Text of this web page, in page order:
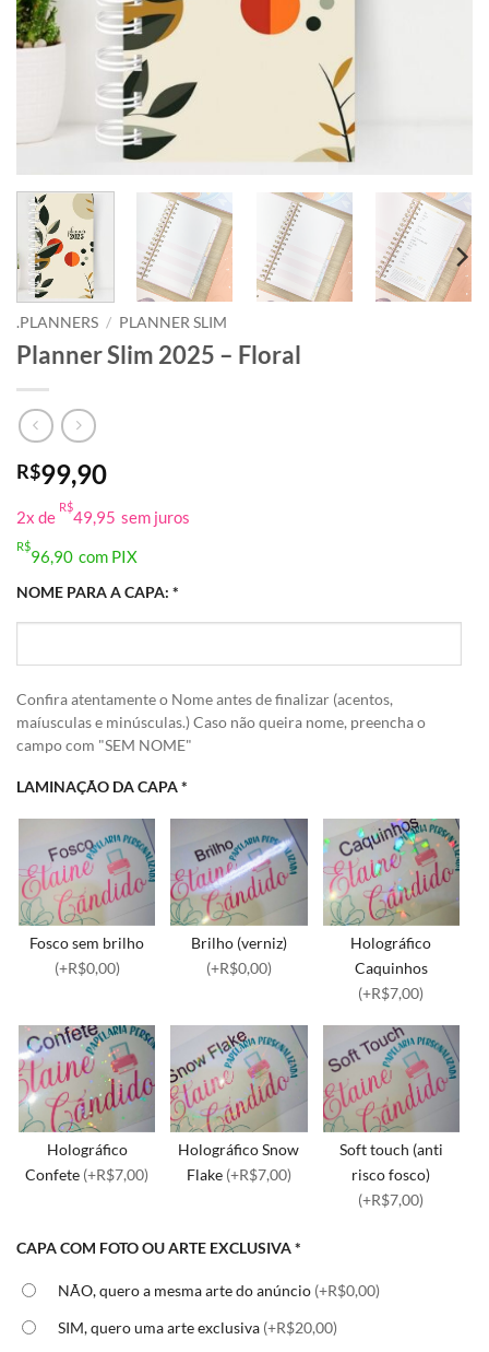
.PLANNERS / PLANNER SLIM
Planner Slim 2025 – Floral
R$99,90
2x de
R$
49,95 sem juros
R$
96,90 com PIX
NOME PARA A CAPA: *
Confira atentamente o Nome antes de finalizar (acentos,
maíusculas e minúsculas.) Caso não queira nome, preencha o
campo com "SEM NOME"
LAMINAÇÃO DA CAPA*
Fosco sem brilho
(+R$0,00)
Brilho (verniz)
(+R$0,00)
Holográfico
Caquinhos
(+R$7,00)
Holográfico
Confete (+R$7,00)
Holográfico Snow
Flake (+R$7,00)
Soft touch (anti
risco fosco)
(+R$7,00)
CAPA COM FOTO OU ARTE EXCLUSIVA*
NÃO, quero a mesma arte do anúncio (+R$0,00)
SIM, quero uma arte exclusiva (+R$20,00)